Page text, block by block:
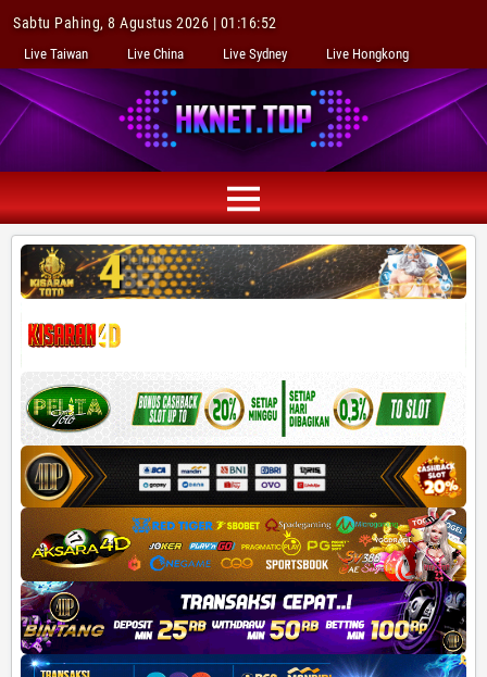
Sabtu Pahing, 8 Agustus 2026 | 01:16:53
Live Taiwan Live China Live Sydney Live Hongkong